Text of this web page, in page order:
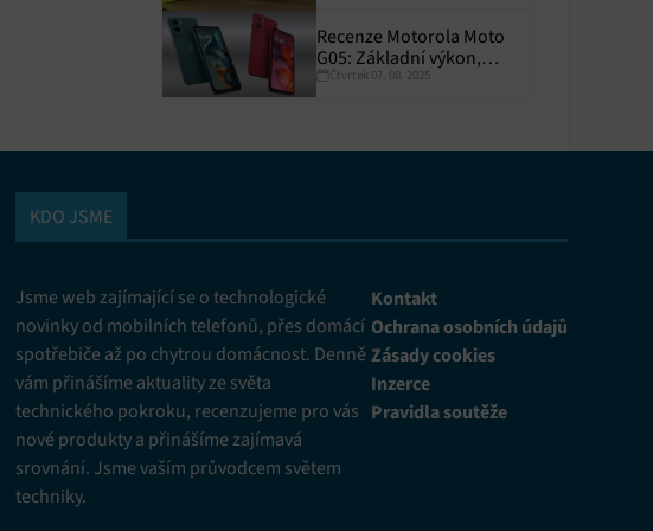
Recenze Motorola Moto
G05: Základní výkon,
skvělá výdrž
Čtvrtek 07. 08. 2025
KDO JSME
Jsme web zajímající se o technologické
novinky od mobilních telefonů, přes domácí
spotřebiče až po chytrou domácnost. Denně
vám přinášíme aktuality ze světa
technického pokroku, recenzujeme pro vás
nové produkty a přinášíme zajímavá
srovnání. Jsme vaším průvodcem světem
techniky.
Kontakt
Ochrana osobních údajů
Zásady cookies
Inzerce
Pravidla soutěže